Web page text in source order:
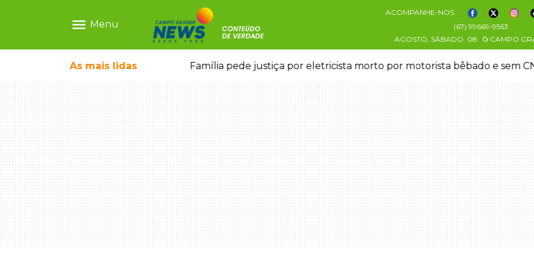
menu Menu
ACOMPANHE-NOS
(67) 99669-9563
AGOSTO, SÁBADO 08 CAMPO
As mais lidas
FAB morrem em confronto Família pede justiça por eletricista morto por motorista bêbado e sem